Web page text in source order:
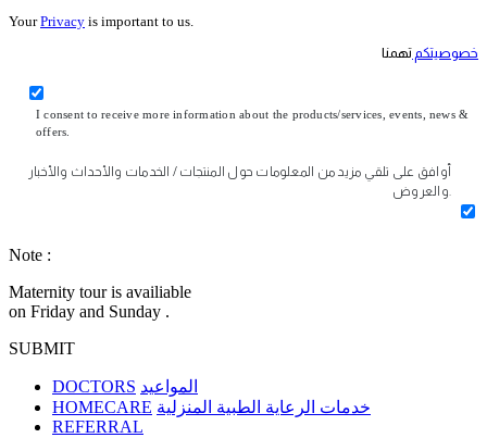
YourPrivacy is important to us.
خصوصيتكم تهمنا
I consent to receive more information about the products/services, events, news &
offers.
أوافق على تلقي مزيد من المعلومات حول المنتجات / الخدمات والأحداث والأخبار
والعروض.
Note :
Maternity tour is availiable
on Friday and Sunday .
SUBMIT
DOCTORS المواعيد
HOMECARE خدمات الرعاية الطبية المنزلية
REFERRAL